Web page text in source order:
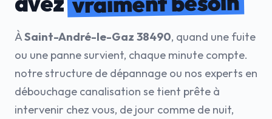
ÀSaint-André-le-Gaz 38490, quand une fuite
ou une panne survient, chaque minute compte.
notre structure de dépannage ou nos experts en
débouchage canalisation se tient prête à
intervenir chez vous, de jour comme de nuit,